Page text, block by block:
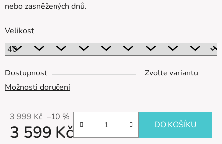
nebo zasněžených dnů.
Velikost
Dostupnost
Zvolte variantu
Možnosti doručení
3 999 Kč –10 %
3 599 Kč DO KOŠÍKU